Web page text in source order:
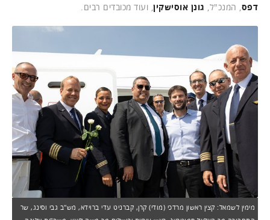
דפס, המנכ"ל, גונן אוסישקין, ועוד מכובדים רבים.
מימין לשמאל: קצין ראשון מרדכי (מודי) קרן, קברניט עדי ברוידא, מש"ב גבי וסינג, שר